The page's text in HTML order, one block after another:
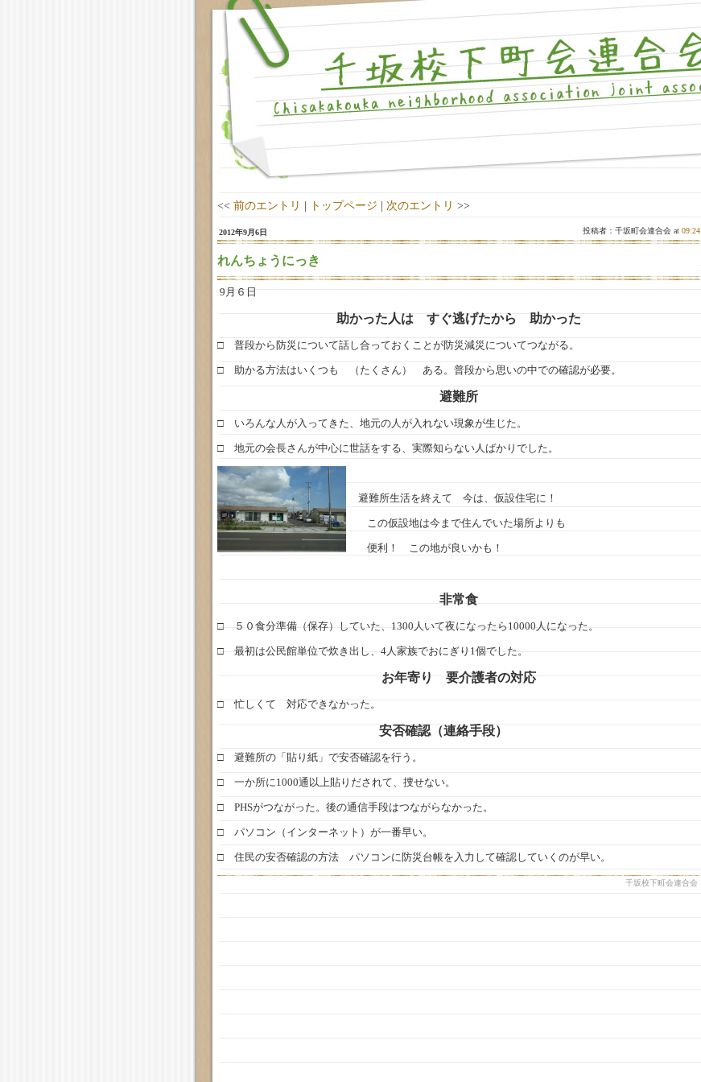
<<前のエントリ | トップページ | 次のエントリ >>
2012年9月6日 投稿者：千坂町会連合会 at09:24
れんちょうにっき
9月６日
助かった人は すぐ逃げたから 助かった
□ 普段から防災について話し合っておくことが防災減災についてつながる。
□ 助かる方法はいくつも （たくさん） ある。普段から思いの中での確認が必要。
避難所
□ いろんな人が入ってきた、地元の人が入れない現象が生じた。
□ 地元の会長さんが中心に世話をする、実際知らない人ばかりでした。
避難所生活を終えて 今は、仮設住宅に！
この仮設地は今まで住んでいた場所よりも
便利！ この地が良いかも！
非常食
□ ５０食分準備（保存）していた、1300人いて夜になったら10000人になった。
□ 最初は公民館単位で炊き出し、4人家族でおにぎり1個でした。
お年寄り 要介護者の対応
□ 忙しくて 対応できなかった。
安否確認（連絡手段）
□ 避難所の「貼り紙」で安否確認を行う。
□ 一か所に1000通以上貼りだされて、捜せない。
□ PHSがつながった。後の通信手段はつながらなかった。
□ パソコン（インターネット）が一番早い。
□ 住民の安否確認の方法 パソコンに防災台帳を入力して確認していくのが早い。
千坂校下町会連合会